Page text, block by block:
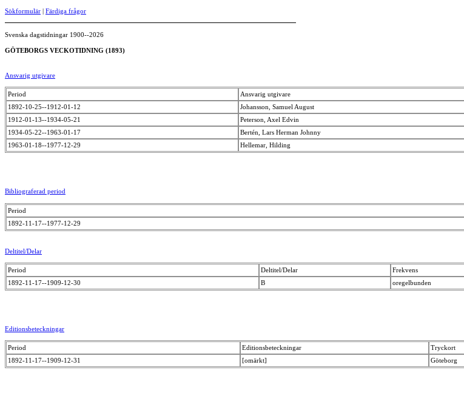
Sökformulär | Färdiga frågor
Svenska dagstidningar 1900--2026
GÖTEBORGS VECKOTIDNING (1893)
Ansvarig utgivare
Period Ansvarig utgivare
1892-10-25--1912-01-12
Johansson, Samuel August
1912-01-13--1934-05-21
Peterson, Axel Edvin
1934-05-22--1963-01-17
Bertén, Lars Herman Johnny
1963-01-18--1977-12-29
Hellemar, Hilding
Bibliograferad period
Period
1892-11-17--1977-12-29
Deltitel/Delar
Period Deltitel/Delar Frekvens
1892-11-17--1909-12-30
B oregelbunden
Editionsbeteckningar
Period Editionsbeteckningar Tryckort
1892-11-17--1909-12-31
[omärkt] Göteborg